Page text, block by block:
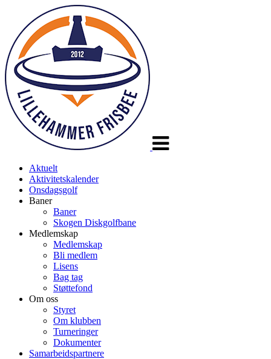
Aktuelt
Aktivitetskalender
Onsdagsgolf
Baner
Baner
Skogen Diskgolfbane
Medlemskap
Medlemskap
Bli medlem
Lisens
Bag tag
Støttefond
Om oss
Styret
Om klubben
Turneringer
Dokumenter
Samarbeidspartnere